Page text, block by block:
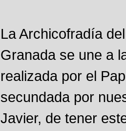
La Archicofradía
Granada se une a
realizada por el
secundada por
Javier, de tener